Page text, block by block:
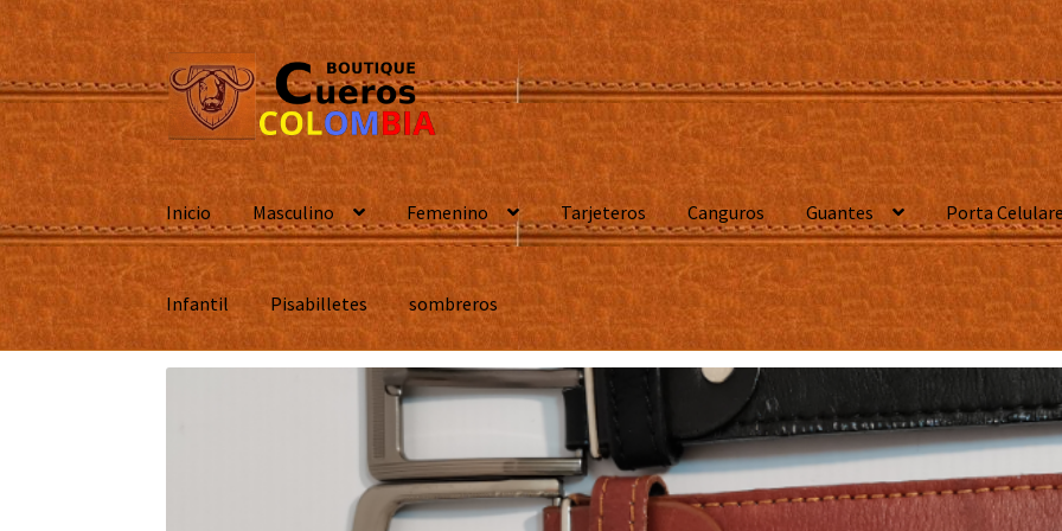
Ir
a
la
navegación
Ir
al
contenido
Inicio Masculino Femenino Tarjeteros Canguros Guantes Porta
Infantil Pisabilletes sombreros